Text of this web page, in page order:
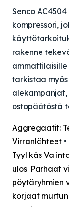
Senco
kompressori,
rakenne
ammattilaisille
tarkistaa
ostopäätöstä
Aggregaatit:
Virranlähteet •
Tyylikäs
ulos: Parhaat
pöytäryhmien
korjaat